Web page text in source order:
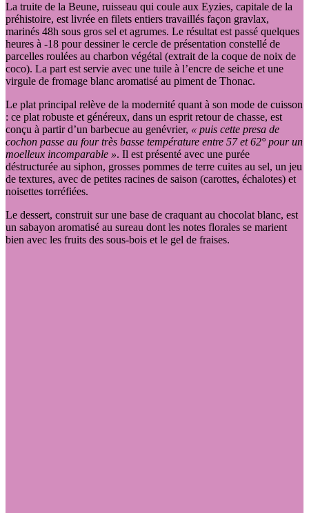
La truite de la Beune, ruisseau qui coule aux Eyzies, capitale de la
préhistoire, est livrée en filets entiers travaillés façon gravlax,
marinés 48h sous gros sel et agrumes. Le résultat est passé quelques
heures à -18 pour dessiner le cercle de présentation constellé de
parcelles roulées au charbon végétal (extrait de la coque de noix de
coco). La part est servie avec une tuile à l’encre de seiche et une
virgule de fromage blanc aromatisé au piment de Thonac.
Le plat principal relève de la modernité quant à son mode de cuisson
: ce plat robuste et généreux, dans un esprit retour de chasse, est
conçu à partir d’un barbecue au genévrier, « puis cette presa de
cochon passe au four très basse température entre 57 et 62° pour un
moelleux incomparable ». Il est présenté avec une purée
déstructurée au siphon, grosses pommes de terre cuites au sel, un jeu
de textures, avec de petites racines de saison (carottes, échalotes) et
noisettes torréfiées.
Le dessert, construit sur une base de craquant au chocolat blanc, est
un sabayon aromatisé au sureau dont les notes florales se marient
bien avec les fruits des sous-bois et le gel de fraises.